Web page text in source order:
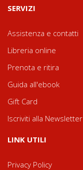
SERVIZI
Assistenza e contatti
Libreria online
Prenota e ritira
Guida all'ebook
Gift Card
Iscriviti alla Newsletter
LINK UTILI
Privacy Policy